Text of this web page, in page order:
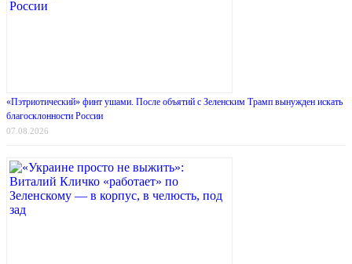
«Пэтриотический» финт ушами. После объятий с Зеленским Трамп вынужден искать
благосклонности России
07.08.2026